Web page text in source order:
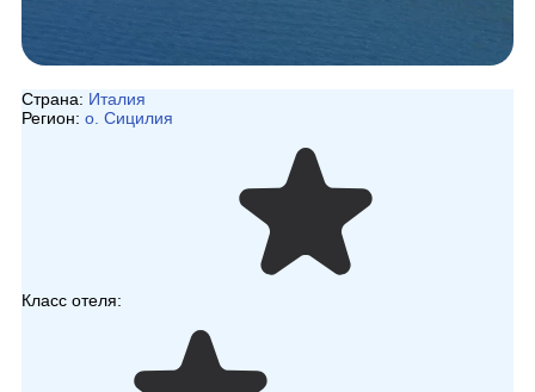
Страна: Италия
Регион: о. Сицилия
Класс отеля: